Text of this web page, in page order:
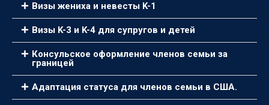
Визы жениха и невесты K-1
Визы K-3 и K-4 для супругов и детей
Консульское оформление членов семьи за
границей
Адаптация статуса для членов семьи в США.